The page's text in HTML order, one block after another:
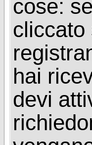
cose:
cliccato
hai
devi